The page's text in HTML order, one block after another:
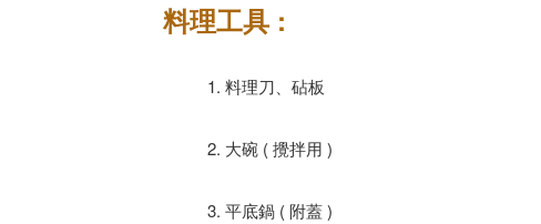
料理工具 :
1. 料理刀、砧板
2. 大碗 ( 攪拌用 )
3. 平底鍋 ( 附蓋 )